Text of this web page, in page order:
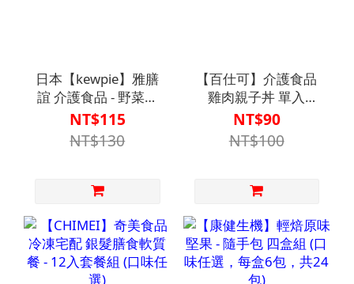
日本【kewpie】雅膳
誼 介護食品 - 野菜雞
肉時蔬 Y4-6 單入
【N1HF00001020000】
NT$115
NT$130
【百仕可】介護食品
雞肉親子丼 單入
【N1HF00001080000】
NT$90
NT$100